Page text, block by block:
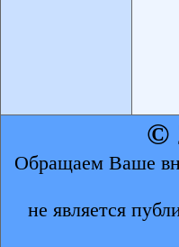
©
Обращаем Ваше
не является